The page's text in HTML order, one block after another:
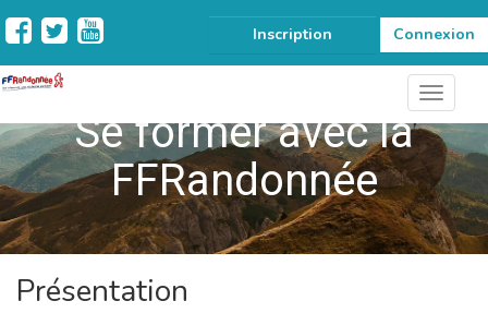
Inscription Connexion
Se former avec la
FFRandonnée
Présentation